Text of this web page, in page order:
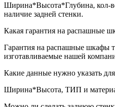
Ширина*Высота*Глубина, кол-
наличие задней стенки.
Какая гарантия на распашные
Гарантия на распашные шкафы
изготавливаемые нашей
Какие данные нужно указать
Ширина*Высота, ТИП и